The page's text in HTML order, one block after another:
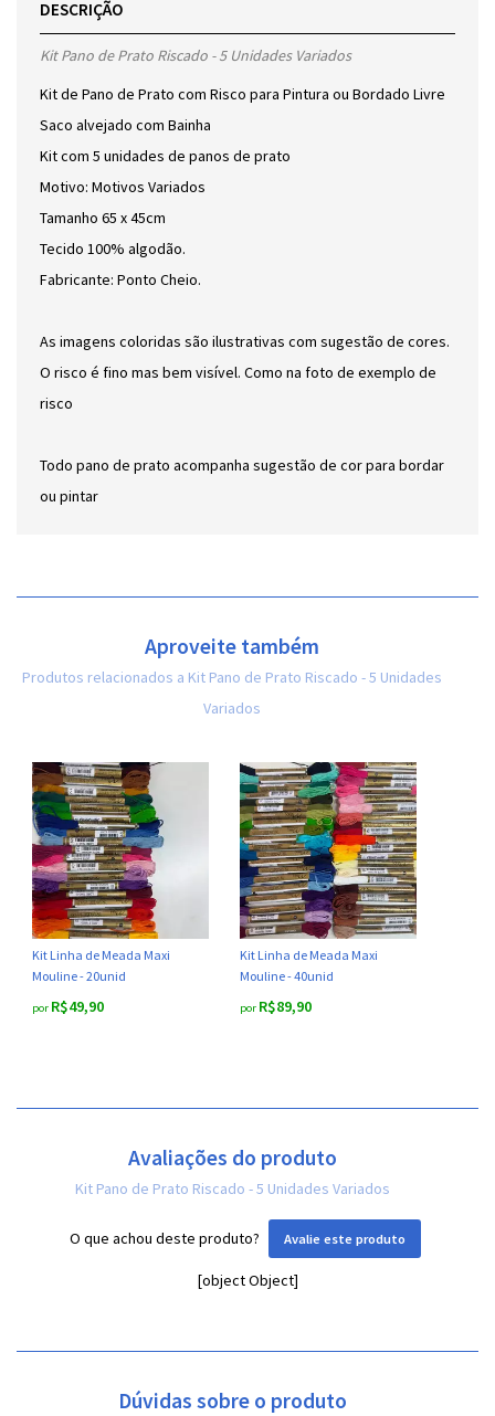
DESCRIÇÃO
Kit Pano de Prato Riscado - 5 Unidades Variados
Kit de Pano de Prato com Risco para Pintura ou Bordado Livre
Saco alvejado com Bainha
Kit com 5 unidades de panos de prato
Motivo: Motivos Variados
Tamanho 65 x 45cm
Tecido 100% algodão.
Fabricante: Ponto Cheio.
As imagens coloridas são ilustrativas com sugestão de cores.
O risco é fino mas bem visível. Como na foto de exemplo de
risco
Todo pano de prato acompanha sugestão de cor para bordar
ou pintar
Aproveite também
Produtos relacionados a Kit Pano de Prato Riscado - 5 Unidades
Variados
Kit Linha de Meada Maxi
Mouline - 20unid
por R$49,90
Kit Linha de Meada Maxi
Mouline - 40unid
por R$89,90
Avaliações do produto
Kit Pano de Prato Riscado - 5 Unidades Variados
O que achou deste produto? Avalie este produto
[object Object]
Dúvidas sobre o produto